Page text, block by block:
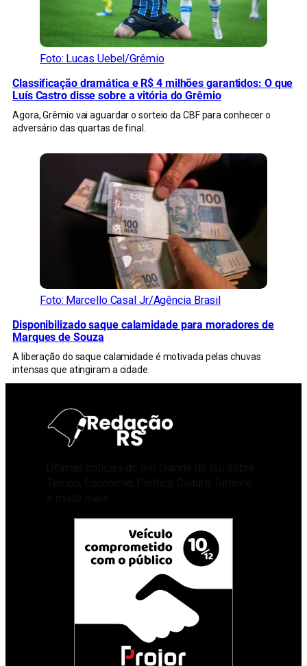
Foto: Lucas Uebel/Grêmio
Classificação dramática e R$ 4 milhões garantidos: O que
Luís Castro disse sobre a vitória do Grêmio
Agora, Grêmio vai aguardar o sorteio da CBF para conhecer o
adversário das quartas de final.
Foto: Marcello Casal Jr/Agência Brasil
Disponibilizado saque calamidade para moradores de
Marques de Souza
A liberação do saque calamidade é motivada pelas chuvas
intensas que atingiram a cidade.